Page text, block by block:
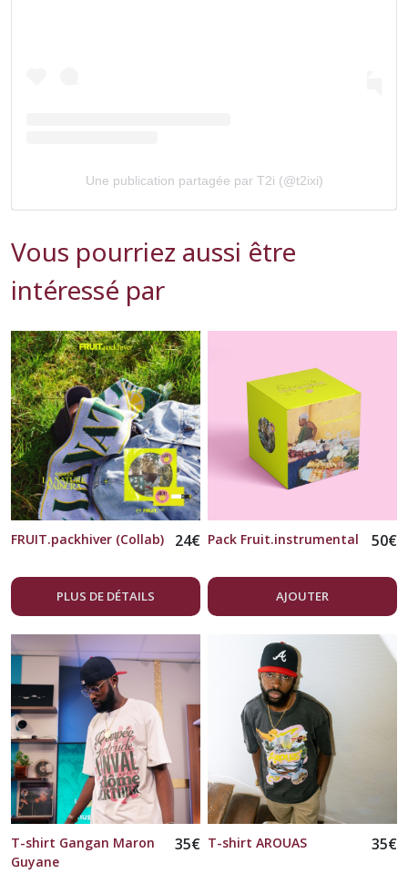
Une publication partagée par T2i (@t2ixi)
Vous pourriez aussi être
intéressé par
FRUIT.packhiver (Collab) 24€
PLUS DE DÉTAILS
Pack Fruit.instrumental 50€
AJOUTER
T-shirt Gangan Maron
Guyane
35€ T-shirt AROUAS 35€